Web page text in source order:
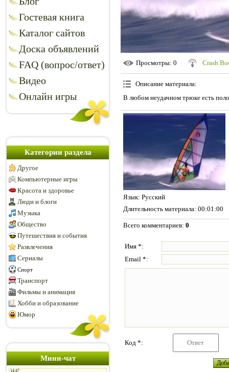
Гостевая книга
Каталог сайтов
Доска объявлений
FAQ (вопрос/ответ)
Видео
Онлайн игры
Категории раздела
Другое
Компьютерные игры
Красота и здоровье
Люди и блоги
Музыка
Общество
Путешествия и события
Развлечения
Сериалы
Спорт
Транспорт
Фильмы и анимация
Хобби и образование
Юмор
Мини-чат
Просмотры: 0 Crash
Описание материала:
В любом неудачном трюке есть
Язык: Русский
Длительность материала: 00:01:00
Всего комментариев: 0
Имя *:
Email *:
Код *: